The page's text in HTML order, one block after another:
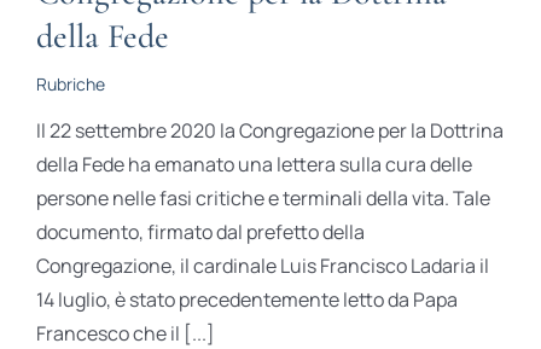
della Fede
Rubriche
Il 22 settembre 2020 la Congregazione per la Dottrina
della Fede ha emanato una lettera sulla cura delle
persone nelle fasi critiche e terminali della vita. Tale
documento, firmato dal prefetto della
Congregazione, il cardinale Luis Francisco Ladaria il
14 luglio, è stato precedentemente letto da Papa
Francesco che il [...]